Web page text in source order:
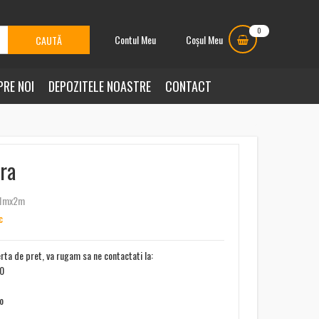
Contul Meu
Coșul Meu
0
NOI DEPOZITELE NOASTRE CONTACT
de pret, va rugam sa ne contactati la: